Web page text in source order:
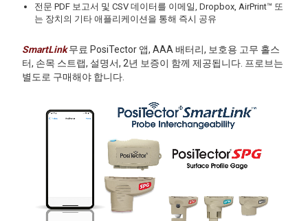
전문 PDF 보고서 및 CSV 데이터를 이메일, Dropbox, AirPrint™ 또
는 장치의 기타 애플리케이션을 통해 즉시 공유
SmartLink무료 PosiTector 앱, AAA 배터리, 보호용 고무 홀스
터, 손목 스트랩, 설명서, 2년 보증이 함께 제공됩니다. 프로브는
별도로 구매해야 합니다.